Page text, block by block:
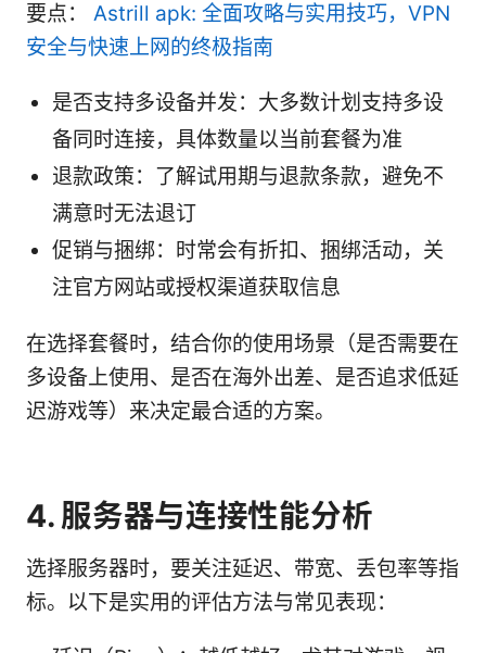
要点： Astrill apk: 全面攻略与实用技巧，VPN
安全与快速上网的终极指南
是否支持多设备并发：大多数计划支持多设
备同时连接，具体数量以当前套餐为准
退款政策：了解试用期与退款条款，避免不
满意时无法退订
促销与捆绑：时常会有折扣、捆绑活动，关
注官方网站或授权渠道获取信息
在选择套餐时，结合你的使用场景（是否需要在
多设备上使用、是否在海外出差、是否追求低延
迟游戏等）来决定最合适的方案。
4. 服务器与连接性能分析
选择服务器时，要关注延迟、带宽、丢包率等指
标。以下是实用的评估方法与常见表现：